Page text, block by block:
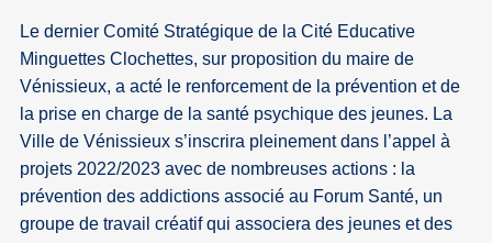
Le dernier Comité Stratégique de la Cité Educative
Minguettes Clochettes, sur proposition du maire de
Vénissieux, a acté le renforcement de la prévention et de
la prise en charge de la santé psychique des jeunes. La
Ville de Vénissieux s’inscrira pleinement dans l’appel à
projets 2022/2023 avec de nombreuses actions : la
prévention des addictions associé au Forum Santé, un
groupe de travail créatif qui associera des jeunes et des